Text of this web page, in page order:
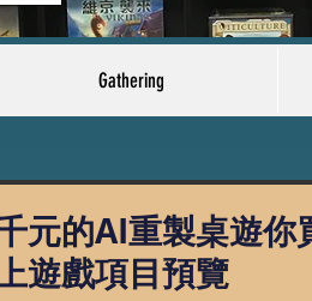
Gathering
元的AI重製桌遊你
遊戲項目預覽